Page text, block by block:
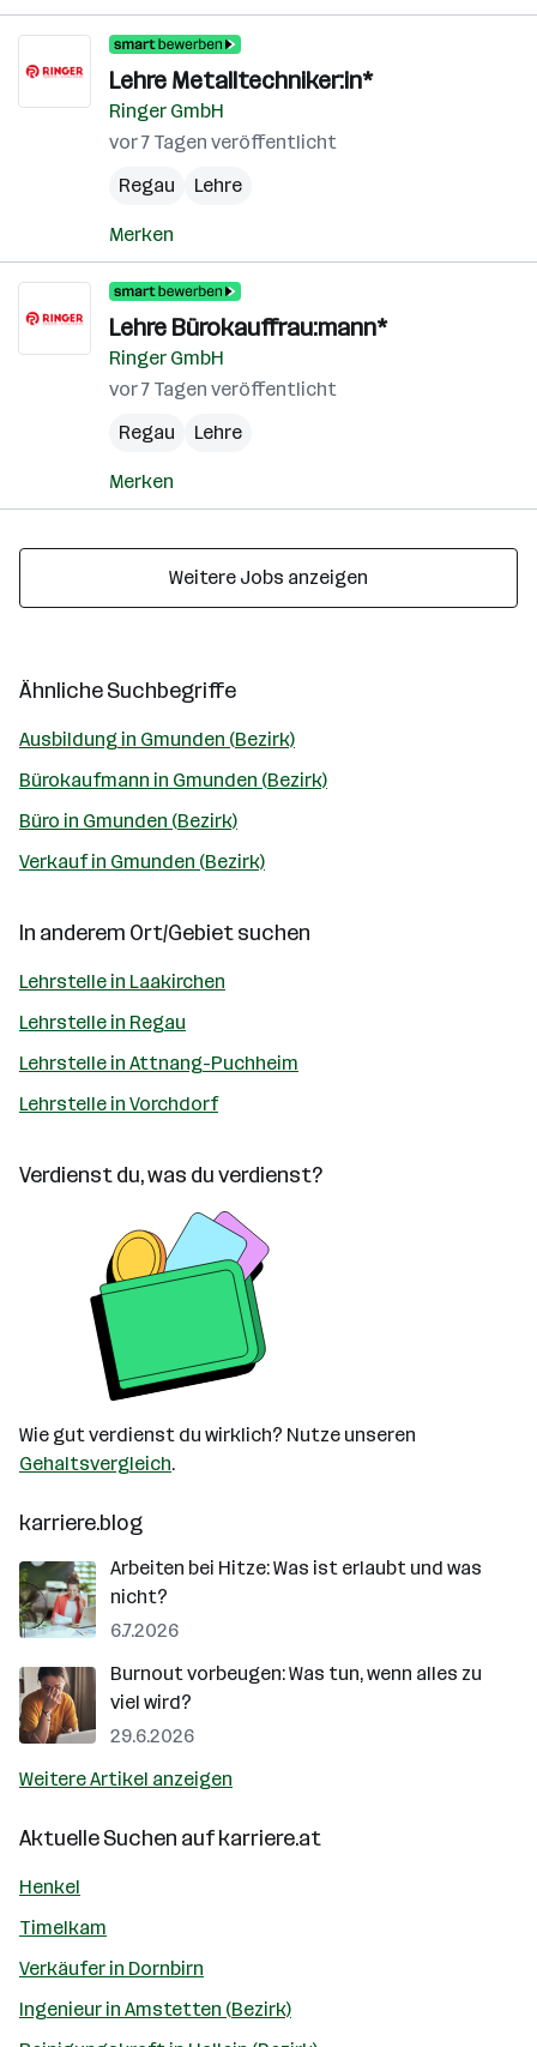
Lehre Metalltechniker:in*
Ringer GmbH
vor 7 Tagen veröffentlicht
Regau
Lehre
Merken
Lehre Bürokauffrau:mann*
Ringer GmbH
vor 7 Tagen veröffentlicht
Regau
Lehre
Merken
Weitere Jobs anzeigen
Ähnliche Suchbegriffe
Ausbildung in Gmunden (Bezirk)
Bürokaufmann in Gmunden (Bezirk)
Büro in Gmunden (Bezirk)
Verkauf in Gmunden (Bezirk)
In anderem Ort/Gebiet suchen
Lehrstelle in Laakirchen
Lehrstelle in Regau
Lehrstelle in Attnang-Puchheim
Lehrstelle in Vorchdorf
Verdienst du, was du verdienst?
Wie gut verdienst du wirklich? Nutze unseren
Gehaltsvergleich.
karriere.blog
Arbeiten bei Hitze: Was ist erlaubt und was
nicht?
6.7.2026
Burnout vorbeugen: Was tun, wenn alles zu
viel wird?
29.6.2026
Weitere Artikel anzeigen
Aktuelle Suchen aufkarriere.at
Henkel
Timelkam
Verkäufer in Dornbirn
Ingenieur in Amstetten (Bezirk)